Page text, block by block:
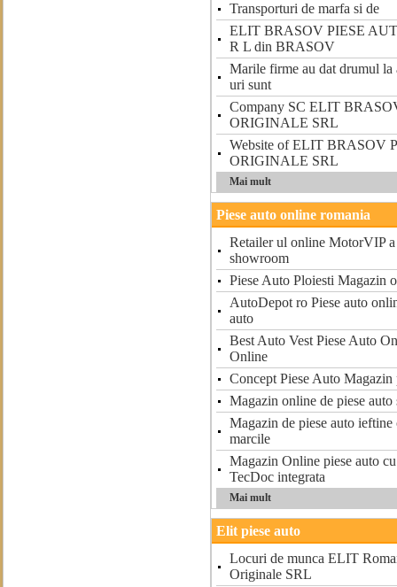
Transporturi de marfa si de
ELIT BRASOV PIESE
R L din BRASOV
Marile firme au dat drumul la
uri sunt
Company SC ELIT
ORIGINALE SRL
Website of ELIT BRASOV
ORIGINALE SRL
Mai mult
Piese auto online romania
Retailer ul online MotorVIP
showroom
Piese Auto Ploiesti Magazin
AutoDepot ro Piese auto
auto
Best Auto Vest Piese Auto
Online
Concept Piese Auto Magazin
Magazin online de piese auto
Magazin de piese auto
marcile
Magazin Online piese auto
TecDoc integrata
Mai mult
Elit piese auto
Locuri de munca ELIT
Originale SRL